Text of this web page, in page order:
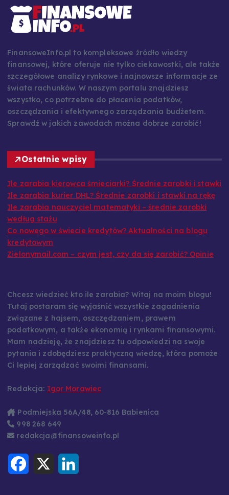
FinansoweInfo.pl to kompleksowe źródło wiedzy
finansowej, które oferuje nie tylko ciekawostki, ale także
szczegółowe analizy rynkowe i najnowsze informacje ze
świata rachunków. W naszym portalu znajdziesz
wszystko, co potrzebne do płacenia podatków,
oszczędzania i efektywnego zarządzania budżetem.
Sprawdź w jakich zawodach można dobrze zarobić!
Ostatnie wpisy
Ile zarabia kierowca śmieciarki? Średnie zarobki i stawki
Ile zarabia kurier DHL? Średnie zarobki i stawki na rękę
Ile zarabia nauczyciel matematyki – średnie zarobki
według stażu
Co nowego w świecie kredytów? Aktualności na blogu
kredytowym
Zielonymail.com – czym jest, czy da się zarobić? Opinie
Chcesz wiedzieć kto ile zarabia? Witaj na moim blogu!
Tutaj postaram się wyjaśnić wszystkie zagadnienia
związane z hajsem, oszczędzaniem, prawem
podatkowym, a także ekonomią i rynkami finansowymi.
Mam nadzieję, że znajdziesz tu odpowiedzi na swoje
pytania i zdobędziesz praktyczną wiedzę, która pomoże
Ci lepiej zarządzać swoimi finansami.
Redakcja: Igor Morawiec
Podmiejska 56A/48, 60-816 Babienica
998 268 649
redakcja@finansoweinfo.pl
X